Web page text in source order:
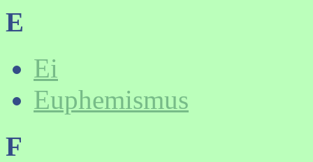
E
Ei
Euphemismus
F